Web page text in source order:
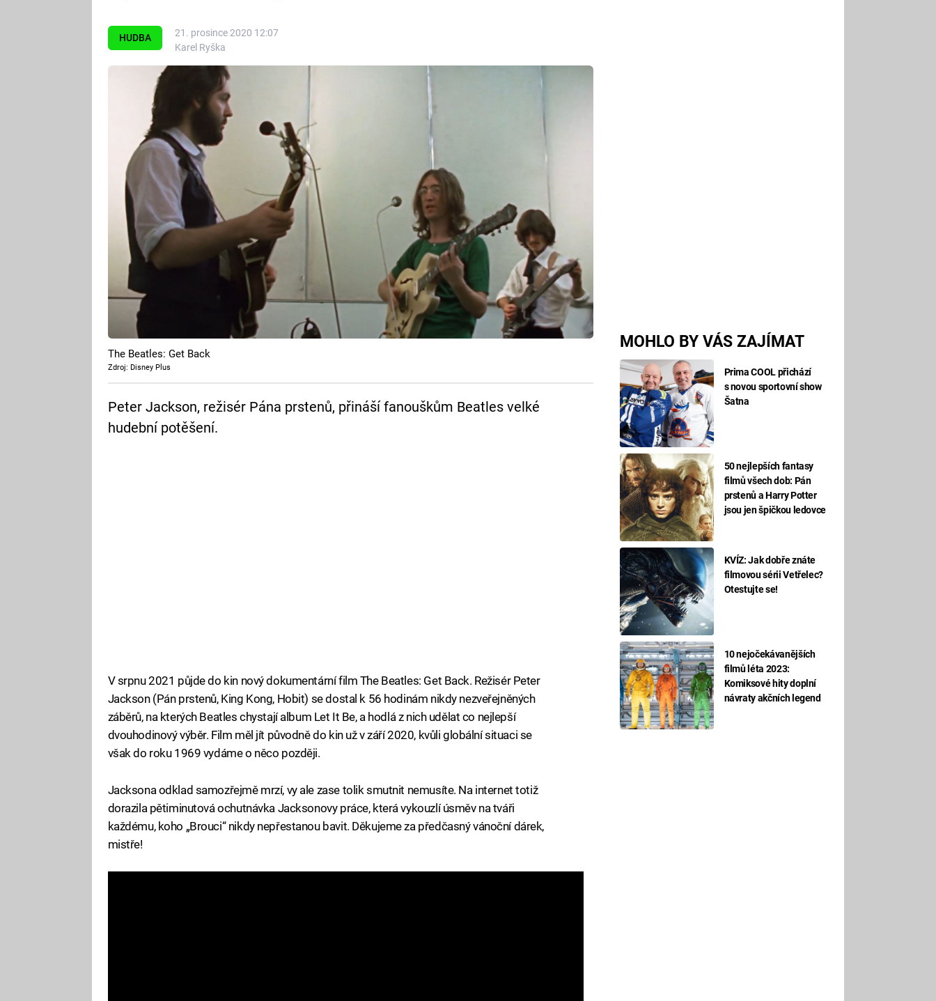
HUDBA
21. prosince 2020 12:07
Karel Ryška
MOHLO BY VÁS ZAJÍMAT
Prima COOL přichází
s novou sportovní show
Šatna
50 nejlepších fantasy
filmů všech dob: Pán
prstenů a Harry Potter
jsou jen špičkou ledovce
KVÍZ: Jak dobře znáte
filmovou sérii Vetřelec?
Otestujte se!
10 nejočekávanějších
filmů léta 2023:
Komiksové hity doplní
návraty akčních legend
The Beatles: Get Back
Zdroj: Disney Plus
Peter Jackson, režisér Pána prstenů, přináší fanouškům Beatles velké
hudební potěšení.
V srpnu 2021 půjde do kin nový dokumentární film The Beatles: Get Back. Režisér Peter
Jackson (Pán prstenů, King Kong, Hobit) se dostal k 56 hodinám nikdy nezveřejněných
záběrů, na kterých Beatles chystají album Let It Be, a hodlá z nich udělat co nejlepší
dvouhodinový výběr. Film měl jít původně do kin už v září 2020, kvůli globální situaci se
však do roku 1969 vydáme o něco později.
Jacksona odklad samozřejmě mrzí, vy ale zase tolik smutnit nemusíte. Na internet totiž
dorazila pětiminutová ochutnávka Jacksonovy práce, která vykouzlí úsměv na tváři
každému, koho „Brouci“ nikdy nepřestanou bavit. Děkujeme za předčasný vánoční dárek,
mistře!